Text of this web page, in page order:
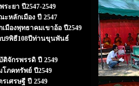
ะยา ปี2547-2549
หลักเมือง ปี 2547
มืองพุทธาคมเขาอ้อ ปี2549
9พิธี108ปีท่านขุนพันธ์
จักรพรรดิ ปี 2549
ภคทรัพย์ ปี2549
เศรษฐี ปี 2549